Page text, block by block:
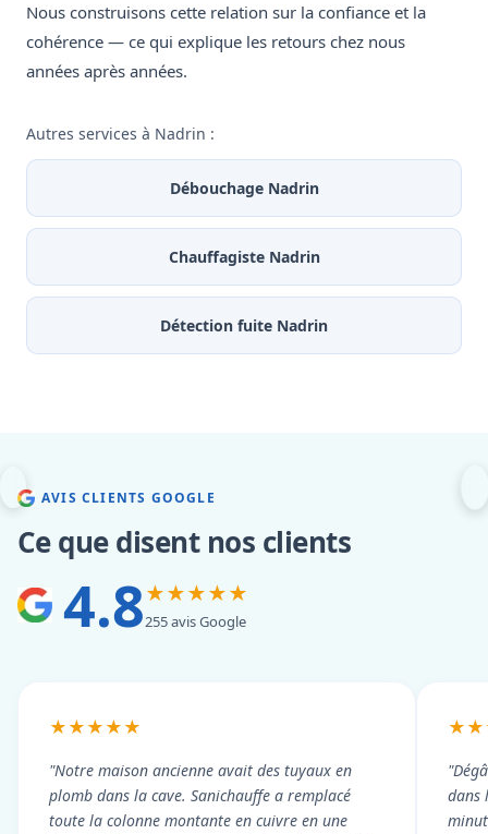
Nous construisons cette relation sur la confiance et la
cohérence — ce qui explique les retours chez nous
années après années.
Autres services à Nadrin :
Débouchage Nadrin
Chauffagiste Nadrin
Détection fuite Nadrin
AVIS CLIENTS GOOGLE
Ce que disent nos clients
4.8★★★★★
255 avis Google
★★★★★
"Notre maison ancienne avait des tuyaux en
plomb dans la cave. Sanichauffe a remplacé
toute la colonne montante en cuivre en une
dans